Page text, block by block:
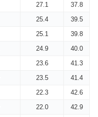
27.1
37.8
25.4
39.5
25.1
39.8
24.9
40.0
23.6
41.3
23.5
41.4
22.3
42.6
22.0
42.9